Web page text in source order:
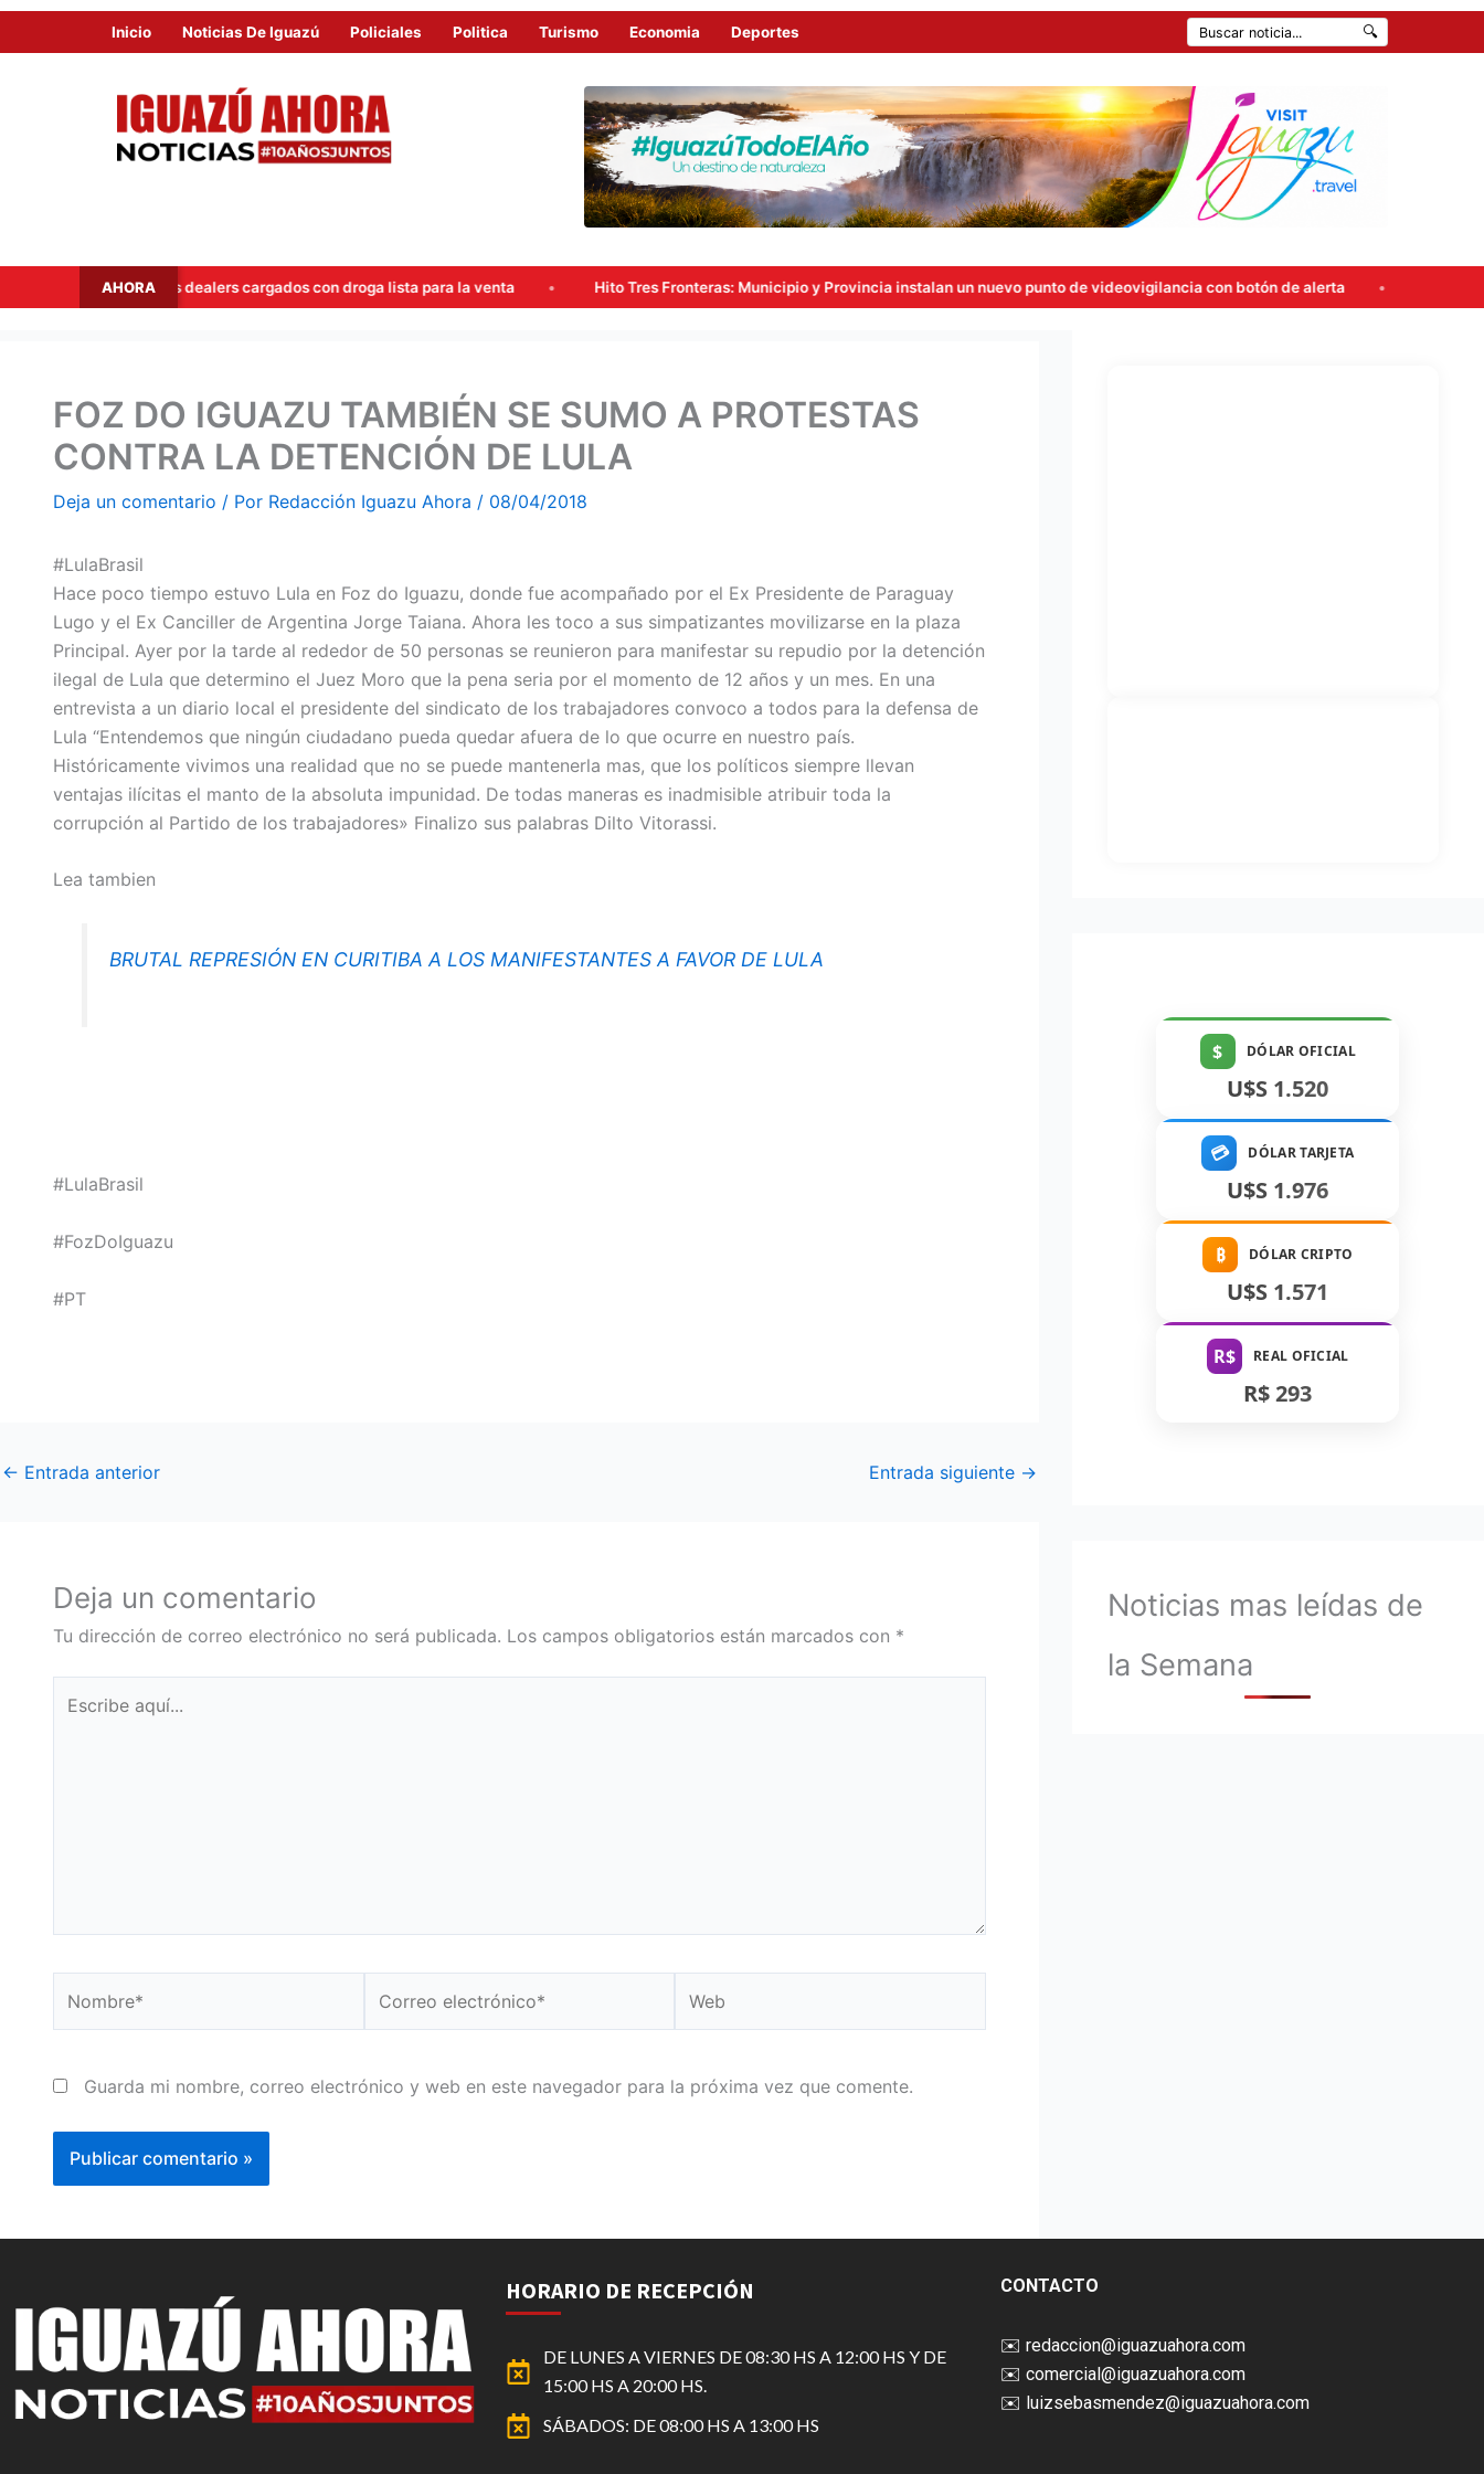
Inicio Noticias De Iguazú Policiales Politica Turismo Economia Deportes 🔍
AHORA
a dos dealers cargados con droga lista para la venta Hito Tres Fronteras: Municipio y Provincia instalan un nuevo punto de videovigilancia con botón de alerta Carlos Rovira rompió el
FOZ DO IGUAZU TAMBIÉN SE SUMO A PROTESTAS
CONTRA LA DETENCIÓN DE LULA
Deja un comentario / Por Redacción Iguazu Ahora / 08/04/2018
#LulaBrasil
Hace poco tiempo estuvo Lula en Foz do Iguazu, donde fue acompañado por el Ex Presidente de Paraguay
Lugo y el Ex Canciller de Argentina Jorge Taiana. Ahora les toco a sus simpatizantes movilizarse en la plaza
Principal. Ayer por la tarde al rededor de 50 personas se reunieron para manifestar su repudio por la detención
ilegal de Lula que determino el Juez Moro que la pena seria por el momento de 12 años y un mes. En una
entrevista a un diario local el presidente del sindicato de los trabajadores convoco a todos para la defensa de
Lula “Entendemos que ningún ciudadano pueda quedar afuera de lo que ocurre en nuestro país.
Históricamente vivimos una realidad que no se puede mantenerla mas, que los políticos siempre llevan
ventajas ilícitas el manto de la absoluta impunidad. De todas maneras es inadmisible atribuir toda la
corrupción al Partido de los trabajadores» Finalizo sus palabras Dilto Vitorassi.
Lea tambien
BRUTAL REPRESIÓN EN CURITIBA A LOS MANIFESTANTES A FAVOR DE LULA
#LulaBrasil
#FozDoIguazu
#PT
← Entrada anterior Entrada siguiente →
Deja un comentario
Tu dirección de correo electrónico no será publicada. Los campos obligatorios están marcados con *
aquí...
electrónico*
Guarda mi nombre, correo electrónico y web en este navegador para la próxima vez que comente.
$ DÓLAR OFICIAL
U$S 1.520
💳 DÓLAR TARJETA
U$S 1.976
₿ DÓLAR CRIPTO
U$S 1.571
R$ REAL OFICIAL
R$ 293
Noticias mas leídas de
la Semana
HORARIO DE RECEPCIÓN
DE LUNES A VIERNES DE 08:30 HS A 12:00 HS Y DE
15:00 HS A 20:00 HS.
SÁBADOS: DE 08:00 HS A 13:00 HS
CONTACTO
✉️ redaccion@iguazuahora.com
✉️ comercial@iguazuahora.com
✉️ luizsebasmendez@iguazuahora.com